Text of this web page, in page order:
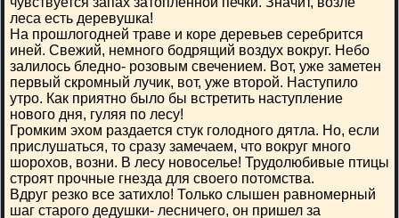
леса есть деревушка!
На прошлогодней траве и коре деревьев серебрится
иней. Свежий, немного бодрящий воздух вокруг. Небо
залилось бледно- розовым свечением. Вот, уже заметен
первый скромный лучик, вот, уже второй. Наступило
утро. Как приятно было бы встретить наступление
нового дня, гуляя по лесу!
Громким эхом раздается стук голодного дятла. Но, если
прислушаться, то сразу замечаем, что вокруг много
шорохов, возни. В лесу новоселье! Трудолюбивые птицы
строят прочные гнезда для своего потомства.
Вдруг резко все затихло! Только слышен равномерный
шаг старого дедушки- лесничего, он пришел за